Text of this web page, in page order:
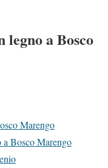
a Bosco
Marengo
a Bosco Marengo